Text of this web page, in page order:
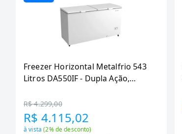
Freezer Horizontal Metalfrio 543
Litros DA550IF - Dupla Ação,
R$ 4.299,00
R$ 4.115,02
à vista(2% de desconto)